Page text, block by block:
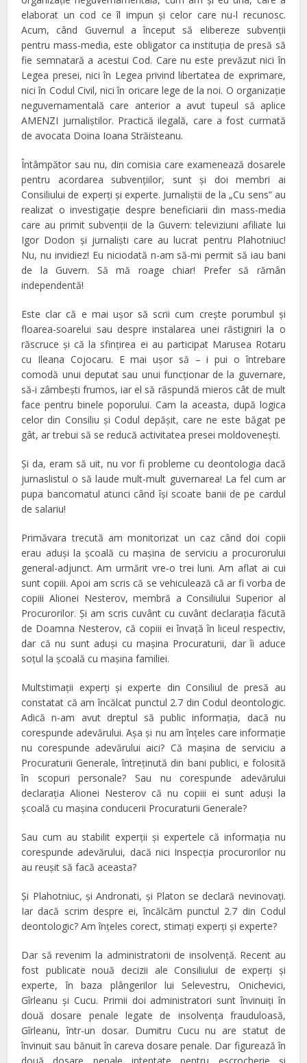
elaborat un cod ce îl impun şi celor care nu-l recunosc.
Acum, când Guvernul a început să elibereze subvenţii
pentru mass-media, este obligator ca instituţia de presă să
fie semnatară a acestui Cod. Care nu este prevăzut nici în
Legea presei, nici în Legea privind libertatea de exprimare,
nici în Codul Civil, nici în oricare lege de la noi. O organizaţie
neguvernamentală care anterior a avut tupeul să aplice
AMENZI jurnaliştilor. Practică ilegală, care a fost curmată
de avocata Doina Ioana Străisteanu.
Întâmpător sau nu, din comisia care examenează dosarele
pentru acordarea subvenţiilor, sunt şi doi membri ai
Consiliului de experţi şi experte. Jurnaliştii de la „Cu sens” au
realizat o investigaţie despre beneficiarii din mass-media
care au primit subvenţii de la Guvern: televiziuni afiliate lui
Igor Dodon şi jurnalişti care au lucrat pentru Plahotniuc!
Nu, nu invidiez! Eu niciodată n-am să-mi permit să iau bani
de la Guvern. Să mă roage chiar! Prefer să rămân
independentă!
Este clar că e mai uşor să scrii cum creşte porumbul şi
floarea-soarelui sau despre instalarea unei răstigniri la o
răscruce şi că la sfinţirea ei au participat Marusea Rotaru
cu Ileana Cojocaru. E mai uşor să – i pui o întrebare
comodă unui deputat sau unui funcţionar de la guvernare,
să-i zâmbeşti frumos, iar el să răspundă mieros cât de mult
face pentru binele poporului. Cam la aceasta, după logica
celor din Consiliu şi Codul depăşit, care ne este băgat pe
gât, ar trebui să se reducă activitatea presei moldoveneşti.
Şi da, eram să uit, nu vor fi probleme cu deontologia dacă
jurnaslistul o să laude mult-mult guvernarea! La fel cum ar
pupa bancomatul atunci când îşi scoate banii de pe cardul
de salariu!
Primăvara trecută am monitorizat un caz când doi copii
erau aduşi la şcoală cu maşina de serviciu a procurorului
general-adjunct. Am urmărit vre-o trei luni. Am aflat ai cui
sunt copiii. Apoi am scris că se vehiculează că ar fi vorba de
copiii Alionei Nesterov, membră a Consiliului Superior al
Procurorilor. Şi am scris cuvânt cu cuvânt declaraţia făcută
de Doamna Nesterov, că copiii ei învaţă în liceul respectiv,
dar că nu sunt aduşi cu maşina Procuraturii, dar îi aduce
soţul la şcoală cu maşina familiei.
Multstimaţii experţi şi experte din Consiliul de presă au
constatat că am încălcat punctul 2.7 din Codul deontologic.
Adică n-am avut dreptul să public informaţia, dacă nu
corespunde adevărului. Aşa şi nu am înţeles care informaţie
nu corespunde adevărului aici? Că maşina de serviciu a
Procuraturii Generale, întreţinută din bani publici, e folosită
în scopuri personale? Sau nu corespunde adevărului
declaraţia Alionei Nesterov că nu copiii ei sunt aduşi la
şcoală cu maşina conducerii Procuraturii Generale?
Sau cum au stabilit experţii şi expertele că informaţia nu
corespunde adevărului, dacă nici Inspecţia procurorilor nu
au reuşit să facă aceasta?
Şi Plahotniuc, şi Andronati, şi Platon se declară nevinovaţi.
Iar dacă scrim despre ei, încălcăm punctul 2.7 din Codul
deontologic? Am înţeles corect, stimaţi experţi şi experte?
Dar să revenim la administratorii de insolvenţă. Recent au
fost publicate nouă decizii ale Consiliului de experţi şi
experte, în baza plângerilor lui Selevestru, Onichevici,
Gîrleanu şi Cucu. Primii doi administratori sunt învinuiţi în
două dosare penale legate de insolvenţa frauduloasă,
Gîrleanu, într-un dosar. Dumitru Cucu nu are statut de
învinuit sau bănuit în careva dosare penale. Dar figurează în